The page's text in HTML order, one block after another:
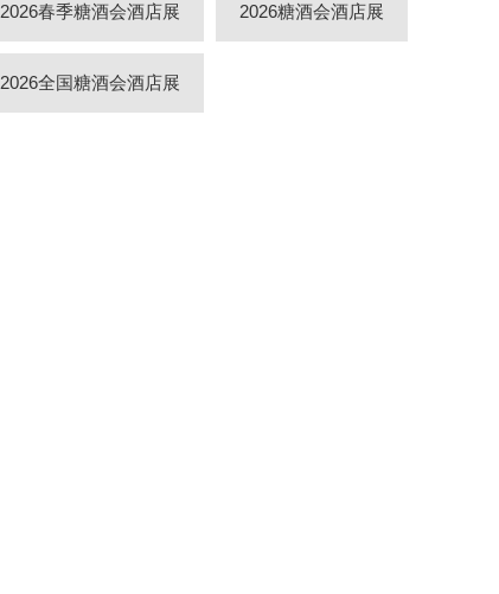
2026春季糖酒会酒店展 2026糖酒会酒店展
2026全国糖酒会酒店展